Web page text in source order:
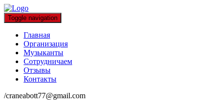
Toggle navigation
Главная
Организация
Музыканты
Сотрудничаем
Отзывы
Контакты
/craneabott77@gmail.com